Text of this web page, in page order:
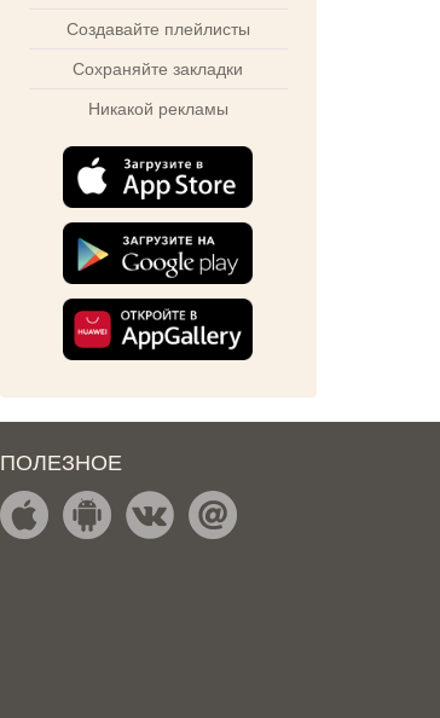
Создавайте плейлисты
Сохраняйте закладки
Никакой рекламы
ПОЛЕЗНОЕ